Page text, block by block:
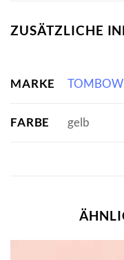
ZUSÄTZLICHE
MARKE TOMBOW
FARBE gelb